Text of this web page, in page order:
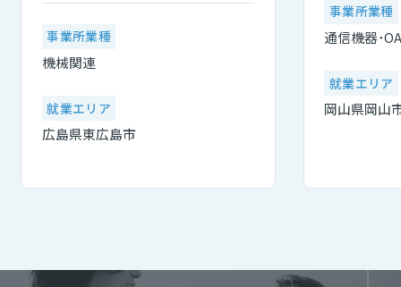
事業所業種
機械関連
就業エリア
広島県東広島市
事業所業種
通信機器･
就業エリア
岡山県岡山